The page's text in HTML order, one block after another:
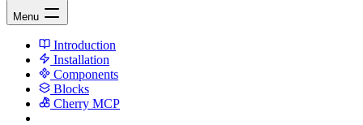
Menu
Introduction
Installation
Components
Blocks
Cherry MCP